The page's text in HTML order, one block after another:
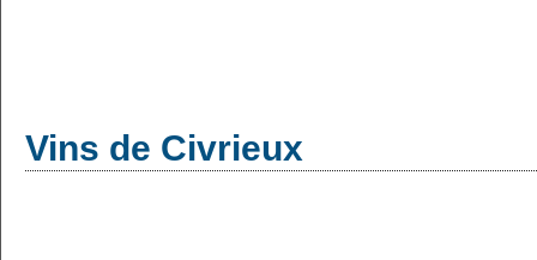
Vins de Civrieux